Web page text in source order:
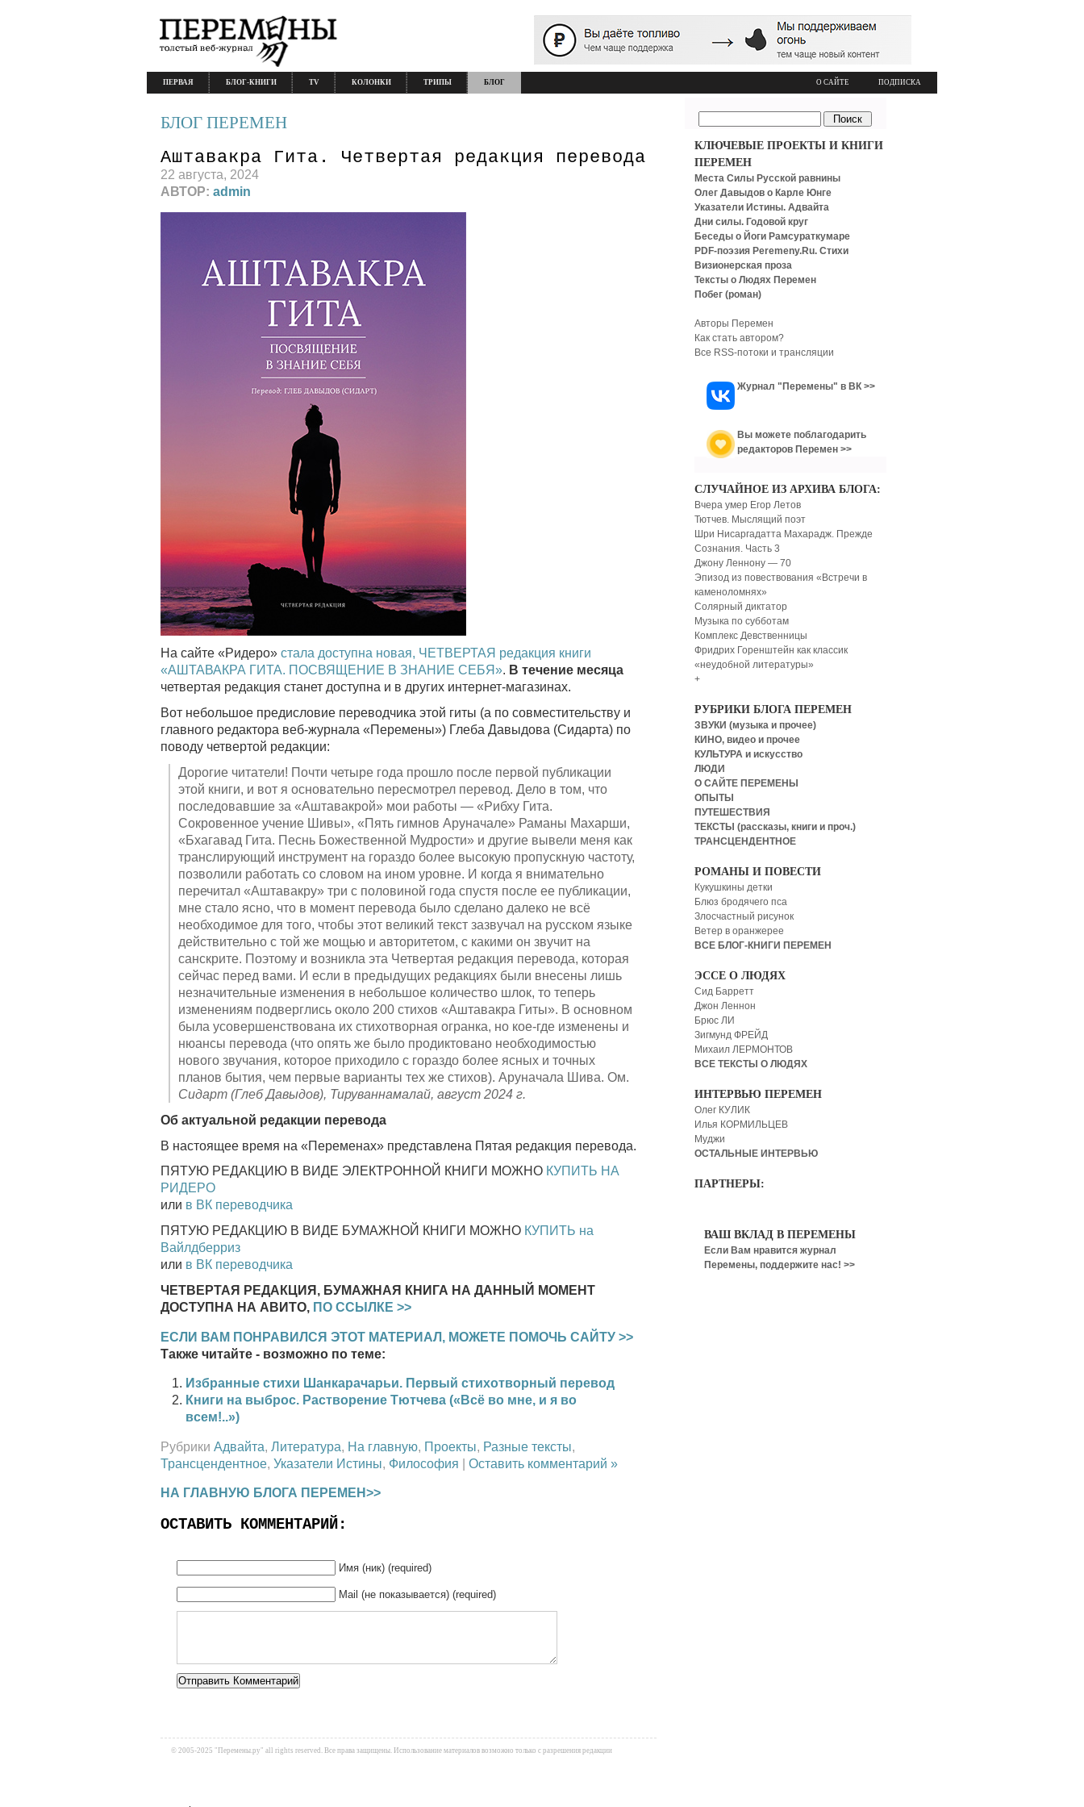
О САЙТЕ ПОДПИСКА
ПЕРВАЯ БЛОГ-КНИГИ TV КОЛОНКИ ТРИПЫ БЛОГ
БЛОГ ПЕРЕМЕН
Аштавакра Гита. Четвертая редакция перевода
22 августа, 2024
АВТОР: admin
На сайте «Ридеро» стала доступна новая, ЧЕТВЕРТАЯ редакция книги
«АШТАВАКРА ГИТА. ПОСВЯЩЕНИЕ В ЗНАНИЕ СЕБЯ». В течение месяца
четвертая редакция станет доступна и в других интернет-магазинах.
Вот небольшое предисловие переводчика этой гиты (а по совместительству и
главного редактора веб-журнала «Перемены») Глеба Давыдова (Сидарта) по
поводу четвертой редакции:
Дорогие читатели! Почти четыре года прошло после первой публикации
этой книги, и вот я основательно пересмотрел перевод. Дело в том, что
последовавшие за «Аштавакрой» мои работы — «Рибху Гита.
Сокровенное учение Шивы», «Пять гимнов Аруначале» Раманы Махарши,
«Бхагавад Гита. Песнь Божественной Мудрости» и другие вывели меня как
транслирующий инструмент на гораздо более высокую пропускную частоту,
позволили работать со словом на ином уровне. И когда я внимательно
перечитал «Аштавакру» три с половиной года спустя после ее публикации,
мне стало ясно, что в момент перевода было сделано далеко не всё
необходимое для того, чтобы этот великий текст зазвучал на русском языке
действительно с той же мощью и авторитетом, с какими он звучит на
санскрите. Поэтому и возникла эта Четвертая редакция перевода, которая
сейчас перед вами. И если в предыдущих редакциях были внесены лишь
незначительные изменения в небольшое количество шлок, то теперь
изменениям подверглись около 200 стихов «Аштавакра Гиты». В основном
была усовершенствована их стихотворная огранка, но кое-где изменены и
нюансы перевода (что опять же было продиктовано необходимостью
нового звучания, которое приходило с гораздо более ясных и точных
планов бытия, чем первые варианты тех же стихов). Аруначала Шива. Ом.
Сидарт (Глеб Давыдов), Тируваннамалай, август 2024 г.
Об актуальной редакции перевода
В настоящее время на «Переменах» представлена Пятая редакция перевода.
ПЯТУЮ РЕДАКЦИЮ В ВИДЕ ЭЛЕКТРОННОЙ КНИГИ МОЖНО КУПИТЬ НА
РИДЕРО
или в ВК переводчика
ПЯТУЮ РЕДАКЦИЮ В ВИДЕ БУМАЖНОЙ КНИГИ МОЖНО КУПИТЬ на
Вайлдберриз
или в ВК переводчика
ЧЕТВЕРТАЯ РЕДАКЦИЯ, БУМАЖНАЯ КНИГА НА ДАННЫЙ МОМЕНТ
ДОСТУПНА НА АВИТО, ПО ССЫЛКЕ >>
ЕСЛИ ВАМ ПОНРАВИЛСЯ ЭТОТ МАТЕРИАЛ, МОЖЕТЕ ПОМОЧЬ САЙТУ >>
Также читайте - возможно по теме:
Избранные стихи Шанкарачарьи. Первый стихотворный перевод
Книги на выброс. Растворение Тютчева («Всё во мне, и я во
всем!..»)
Рубрики Адвайта, Литература, На главную, Проекты, Разные тексты,
Трансцендентное, Указатели Истины, Философия Оставить комментарий »
НА ГЛАВНУЮ БЛОГА ПЕРЕМЕН>>
ОСТАВИТЬ КОММЕНТАРИЙ:
Имя (ник) (required)
Mail (не показывается) (required)
КЛЮЧЕВЫЕ ПРОЕКТЫ И КНИГИ
ПЕРЕМЕН
Места Силы Русской равнины
Олег Давыдов о Карле Юнге
Указатели Истины. Адвайта
Дни силы. Годовой круг
Беседы о Йоги Рамсураткумаре
PDF-поэзия Peremeny.Ru. Стихи
Визионерская проза
Тексты о Людях Перемен
Побег (роман)
Авторы Перемен
Как стать автором?
Все RSS-потоки и трансляции
Журнал "Перемены" в ВК >>
Вы можете поблагодарить
редакторов Перемен >>
СЛУЧАЙНОЕ ИЗ АРХИВА БЛОГА:
Вчера умер Егор Летов
Тютчев. Мыслящий поэт
Шри Нисаргадатта Махарадж. Прежде
Сознания. Часть 3
Джону Леннону — 70
Эпизод из повествования «Встречи в
каменоломнях»
Солярный диктатор
Музыка по субботам
Комплекс Девственницы
Фридрих Горенштейн как классик
«неудобной литературы»
+
РУБРИКИ БЛОГА ПЕРЕМЕН
ЗВУКИ (музыка и прочее)
КИНО, видео и прочее
КУЛЬТУРА и искусство
ЛЮДИ
О САЙТЕ ПЕРЕМЕНЫ
ОПЫТЫ
ПУТЕШЕСТВИЯ
ТЕКСТЫ (рассказы, книги и проч.)
ТРАНСЦЕНДЕНТНОЕ
РОМАНЫ И ПОВЕСТИ
Кукушкины детки
Блюз бродячего пса
Злосчастный рисунок
Ветер в оранжерее
ВСЕ БЛОГ-КНИГИ ПЕРЕМЕН
ЭССЕ О ЛЮДЯХ
Сид Барретт
Джон Леннон
Брюс ЛИ
Зигмунд ФРЕЙД
Михаил ЛЕРМОНТОВ
ВСЕ ТЕКСТЫ О ЛЮДЯХ
ИНТЕРВЬЮ ПЕРЕМЕН
Олег КУЛИК
Илья КОРМИЛЬЦЕВ
Муджи
ОСТАЛЬНЫЕ ИНТЕРВЬЮ
ПАРТНЕРЫ:
ВАШ ВКЛАД В ПЕРЕМЕНЫ
Если Вам нравится журнал
Перемены, поддержите нас! >>
© 2005-2025 "Перемены.ру" all rights reserved. Все права защищены. Использование материалов возможно только с разрешения редакции